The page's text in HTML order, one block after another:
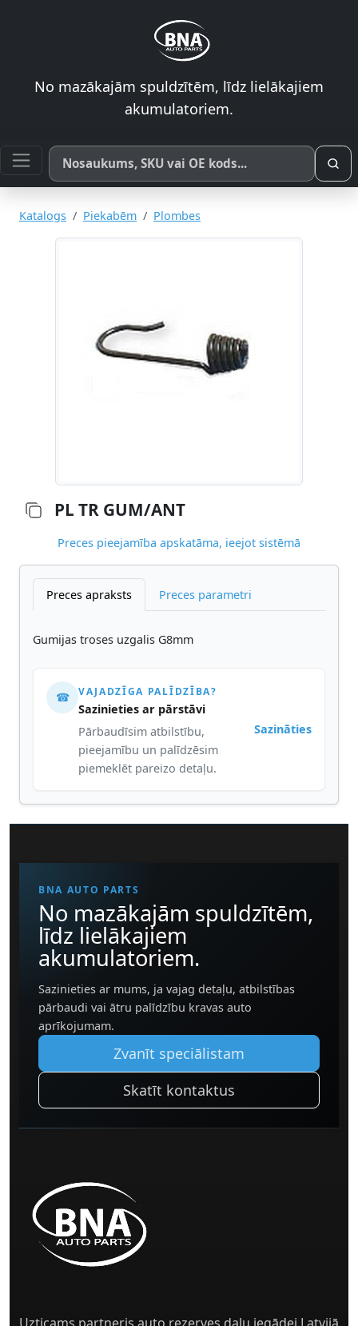
No mazākajām spuldzītēm, līdz lielākajiem
akumulatoriem.
Meklēt pēc produkta nosaukuma, SKU vai OE koda
Katalogs Piekabēm Plombes
PL TR GUM/ANT
Preces pieejamība apskatāma, ieejot sistēmā
Preces apraksts Preces parametri
Gumijas troses uzgalis G8mm
☎ VAJADZĪGA PALĪDZĪBA?
Sazinieties ar pārstāvi
Pārbaudīsim atbilstību,
pieejamību un palīdzēsim
piemeklēt pareizo detaļu.
Sazināties
BNA AUTO PARTS
No mazākajām spuldzītēm,
līdz lielākajiem
akumulatoriem.
Sazinieties ar mums, ja vajag detaļu, atbilstības
pārbaudi vai ātru palīdzību kravas auto
aprīkojumam.
Zvanīt speciālistam
Skatīt kontaktus